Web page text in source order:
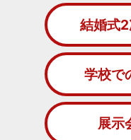
結婚式
学校で
展示